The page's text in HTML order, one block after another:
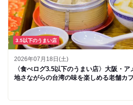
3.5以下のうまい店
2026年07月18日(土)
〈食べログ3.5以下のうまい店〉大阪・
地さながらの台湾の味を楽しめる老舗カ